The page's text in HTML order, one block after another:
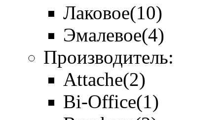
Лаковое(10)
Эмалевое(4)
Производитель:
Attache(2)
Bi-Office(1)